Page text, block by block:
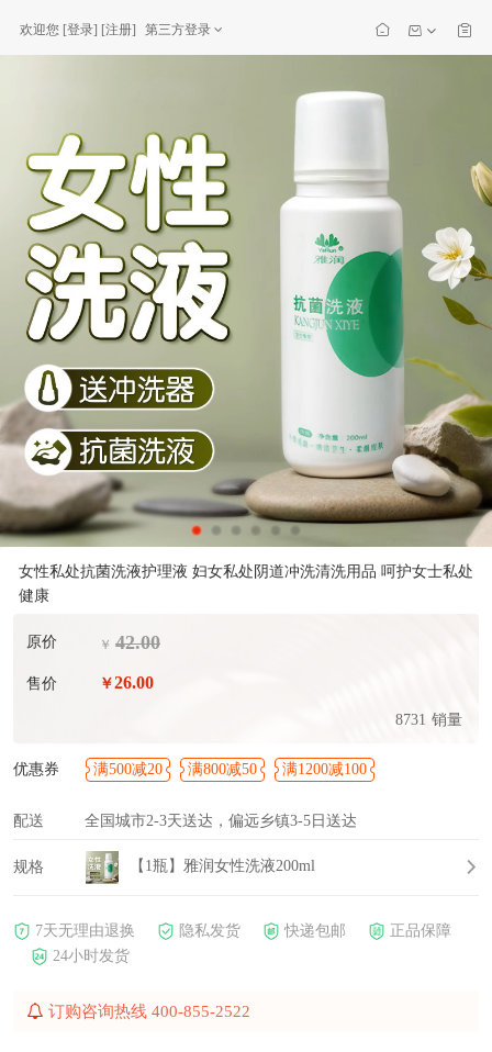
欢迎您 [登录] [注册] 第三方登录
女性私处抗菌洗液护理液 妇女私处阴道冲洗清洗用品 呵护女士私处
健康
原价 ￥ 42.00
售价 ￥26.00
8731 销量
优惠券 满500减20 满800减50 满1200减100
配送 全国城市2-3天送达，偏远乡镇3-5日送达
规格 【1瓶】雅润女性洗液200ml
7天无理由退换 隐私发货 快递包邮
正品保障
24小时发货
订购咨询热线 400-855-2522